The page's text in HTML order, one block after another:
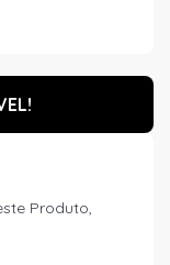
Produto,